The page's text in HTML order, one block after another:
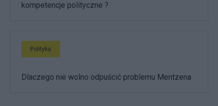
kompetencje polityczne ?
Polityka
Dlaczego nie wolno odpuścić problemu Mentzena